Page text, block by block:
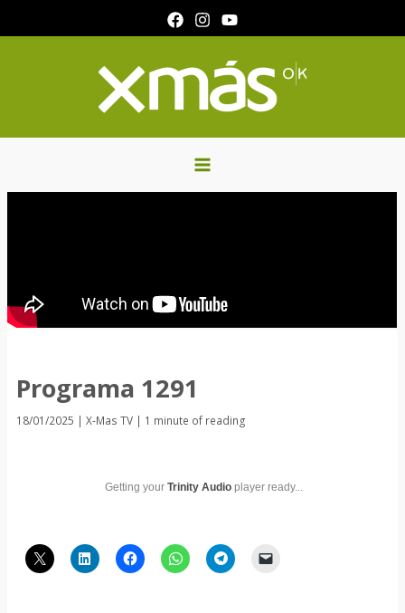
al
Programa 1291
18/01/2025 |X-Mas TV | 1 minute of reading
Getting your Trinity Audioplayer ready...